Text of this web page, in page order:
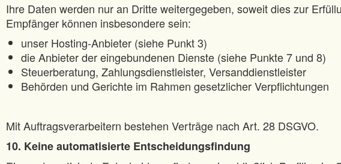
Ihre Daten werden nur an Dritte weitergegeben, soweit dies zur
Empfänger können insbesondere sein:
unser Hosting-Anbieter (siehe Punkt 3)
die Anbieter der eingebundenen Dienste (siehe Punkte 7 und 8)
Steuerberatung, Zahlungsdienstleister, Versanddienstleister
Behörden und Gerichte im Rahmen gesetzlicher Verpflichtungen
Mit Auftragsverarbeitern bestehen Verträge nach Art. 28 DSGVO.
10. Keine automatisierte Entscheidungsfindung